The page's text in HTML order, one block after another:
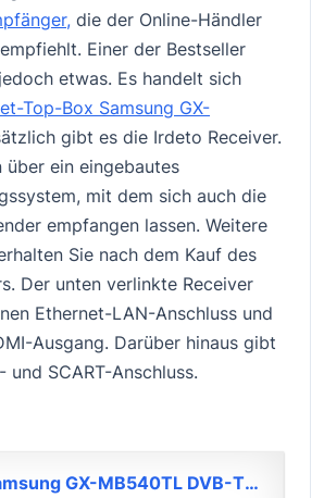
die der Online-Händler
Einer der Bestseller
etwas. Es handelt sich
Top-Box Samsung GX-
gibt es die Irdeto Receiver.
über ein eingebautes
mit dem sich auch die
empfangen lassen. Weitere
Sie nach dem Kauf des
Der unten verlinkte Receiver
Ethernet-LAN-Anschluss und
Ausgang. Darüber hinaus gibt
und SCART-Anschluss.
Samsung GX-MB540TL DVB-T2 HD Receiver (freenet TV connect, Wi-Fi Unterstützung...*